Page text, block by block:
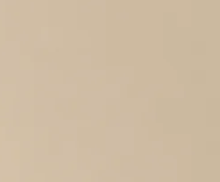
ktorý naozaj zahreje